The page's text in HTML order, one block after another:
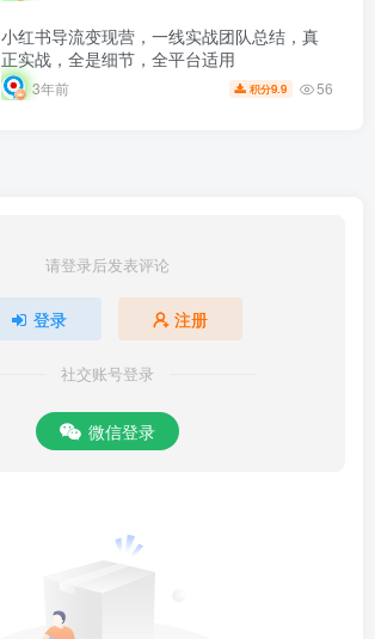
小红书导流变现营，一线实战团队总结，真
正实战，全是细节，全平台适用
3年前 积分9.9 56
请登录后发表评论
登录 注册
社交账号登录
微信登录